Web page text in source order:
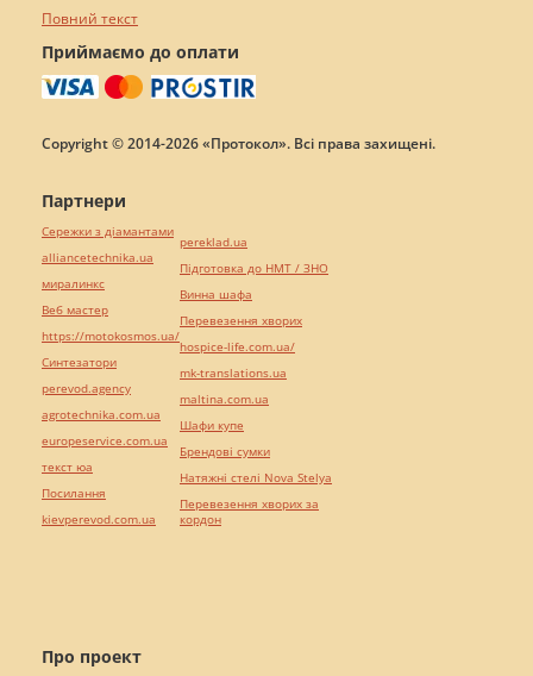
Повний текст
Приймаємо до оплати
Copyright © 2014-2026 «Протокол». Всі права захищені.
Про проект
Партнери
Сережки з діамантами
alliancetechnika.ua
миралинкс
Веб мастер
https://motokosmos.ua/
Синтезатори
perevod.agency
agrotechnika.com.ua
europeservice.com.ua
текст юа
Посилання
kievperevod.com.ua
pereklad.ua
Підготовка до НМТ / ЗНО
Винна шафа
Перевезення хворих
hospice-life.com.ua/
mk-translations.ua
maltina.com.ua
Шафи купе
Брендові сумки
Натяжні стелі Nova Stelya
Перевезення хворих за
кордон